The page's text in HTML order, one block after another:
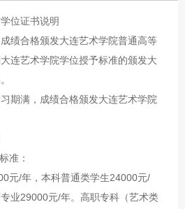
位证书说明
绩合格颁发大连艺术学院普通高等
连艺术学院学位授予标准的颁发大
期满，成绩合格颁发大连艺术学院
准：
元/年，本科普通类学生24000元/
业29000元/年。高职专科（艺术类